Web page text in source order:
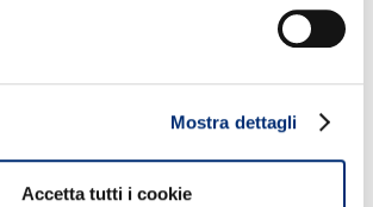
Mostra dettagli
Accetta tutti i cookie
Chief Products Officer
costruita con BNL BNP
dell'ecosistema digitale costruito
BANCOMAT. Avere al nostro